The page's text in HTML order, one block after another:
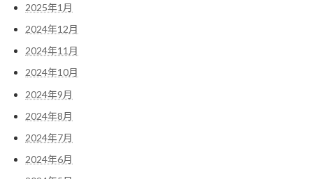
2025年1月
2024年12月
2024年11月
2024年10月
2024年9月
2024年8月
2024年7月
2024年6月